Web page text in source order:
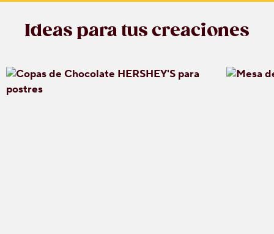
Ideas para tus creaciones